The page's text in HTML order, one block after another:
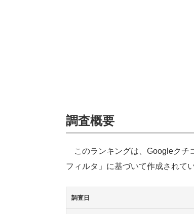
調査概要
このランキングは、Googleクチ
フィルタ」に基づいて作成されてい
調査日